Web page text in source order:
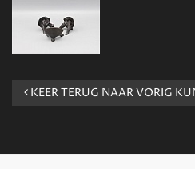
KEER TERUG NAAR VORIG